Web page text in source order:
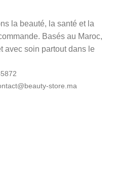
la beauté, la santé et la
Basés au Maroc,
avec soin partout dans le
store.ma